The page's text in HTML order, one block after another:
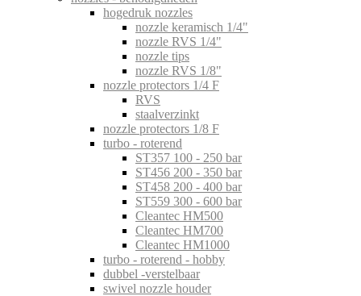
hogedruk nozzles
nozzle keramisch 1/4"
nozzle RVS 1/4"
nozzle tips
nozzle RVS 1/8"
nozzle protectors 1/4 F
RVS
staalverzinkt
nozzle protectors 1/8 F
turbo - roterend
ST357 100 - 250 bar
ST456 200 - 350 bar
ST458 200 - 400 bar
ST559 300 - 600 bar
Cleantec HM500
Cleantec HM700
Cleantec HM1000
turbo - roterend - hobby
dubbel -verstelbaar
swivel nozzle houder